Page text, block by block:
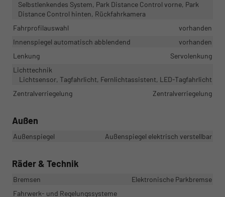
Selbstlenkendes System, Park Distance Control vorne, Park
Distance Control hinten, Rückfahrkamera
Fahrprofilauswahl
vorhanden
Innenspiegel automatisch abblendend
vorhanden
Lenkung
Servolenkung
Lichttechnik
Lichtsensor, Tagfahrlicht, Fernlichtassistent, LED-Tagfahrlicht
Zentralverriegelung
Zentralverriegelung
Außen
Außenspiegel Außenspiegel elektrisch verstellbar
Räder & Technik
Bremsen
Elektronische Parkbremse
Fahrwerk- und Regelungssysteme